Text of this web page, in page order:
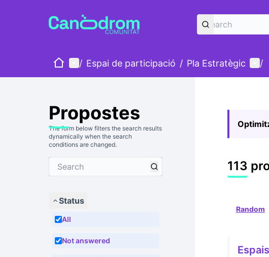
HomeMain menu
/ Espai de participació / Pla Estratègic /
Propostes
The form below filters the search results
dynamically when the search
conditions are changed.
Status
All
Not answered
113
Random